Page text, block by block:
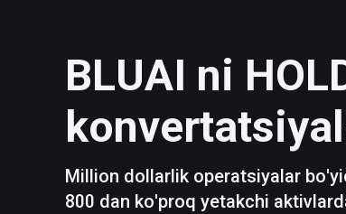
BLUAI ni
Million dollarlik operatsiyalar
800 dan ko'proq yetakchi